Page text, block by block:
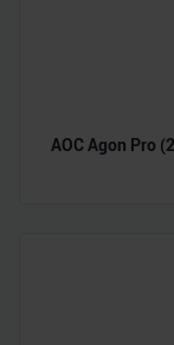
AOC Agon Pro